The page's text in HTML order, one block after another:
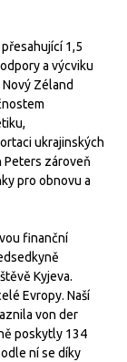
1,5
a výcviku
Nový Zéland
ukrajinských
Peters zároveň
pro obnovu a
finanční
Kyjeva.
Evropy. Naší
von der
poskytly 134
ní se díky